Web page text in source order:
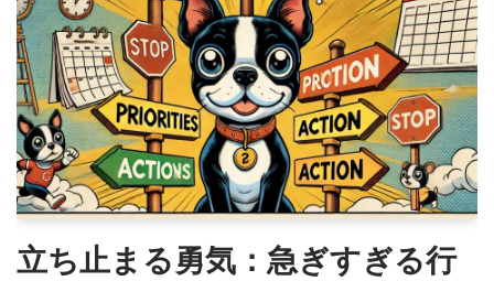
立ち止まる勇気：急ぎすぎる行